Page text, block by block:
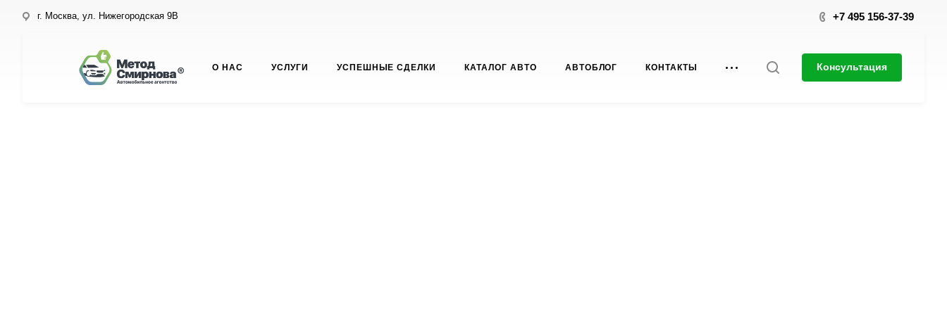
г. Москва, ул. Нижегородская 9В +7 495 156-37-39
О НАС УСЛУГИ УСПЕШНЫЕ СДЕЛКИ КАТАЛОГ АВТО АВТОБЛОГ КОНТАКТЫ Консультация